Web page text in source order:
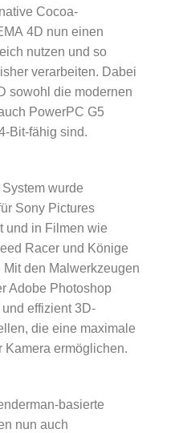
Cocoa-
4D nun einen
nutzen und so
verarbeiten. Dabei
sowohl die modernen
PowerPC G5
Bit-fähig sind.
wurde
Sony Pictures
und in Filmen wie
Racer und Könige
den Malwerkzeugen
Adobe Photoshop
effizient 3D-
die eine maximale
Kamera ermöglichen.
basierte
nun auch